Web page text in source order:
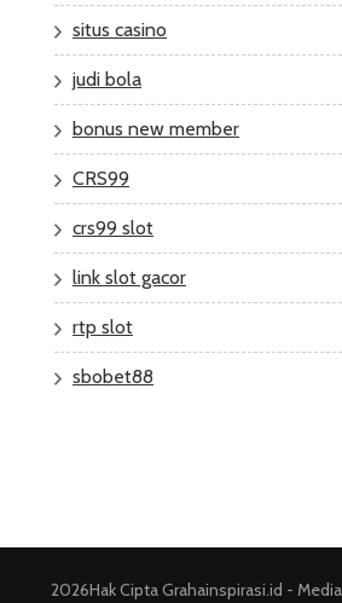
situs casino
judi bola
bonus new member
CRS99
crs99 slot
link slot gacor
rtp slot
sbobet88
2026Hak CiptaGrahainspirasi.id -